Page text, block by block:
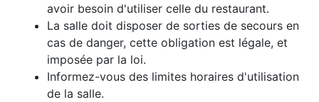
avoir besoin d'utiliser celle du restaurant.
La salle doit disposer de sorties de secours en
cas de danger, cette obligation est légale, et
imposée par la loi.
Informez-vous des limites horaires d'utilisation
de la salle.